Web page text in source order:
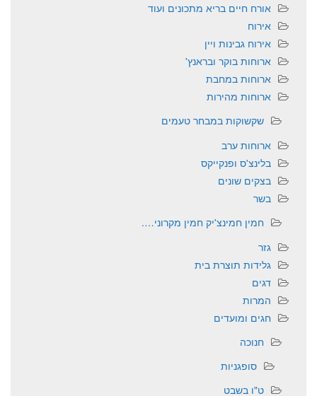
אורח חיים בריא מתכונים ועוד
אירוח
אירוח גבינות ויין
ארוחות בוקר ובראנץ'
ארוחות במחבת
ארוחות מהירות
שקשוקות במבחר טעמים
ארוחות ערב
בלינצ'ס ופנקייקס
בצקים שונים
בשר
חמין חמינצ'יק חמין מקרוני….
גזר
גלידות תוצרת בית
דגים
המרות
חגים ומועדים
חנוכה
סופגניות
ט"ו בשבט